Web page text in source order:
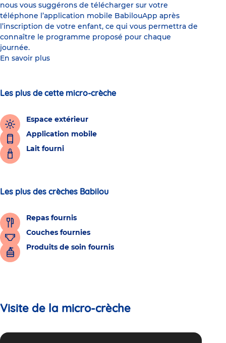
nous vous suggérons de télécharger sur votre
téléphone l’application mobile BabilouApp après
l’inscription de votre enfant, ce qui vous permettra de
connaître le programme proposé pour chaque
journée.
En savoir plus
Les plus de cette micro-crèche
Espace extérieur
Application mobile
Lait fourni
Les plus des crèches Babilou
Repas fournis
Couches fournies
Produits de soin fournis
Visite de la micro-crèche